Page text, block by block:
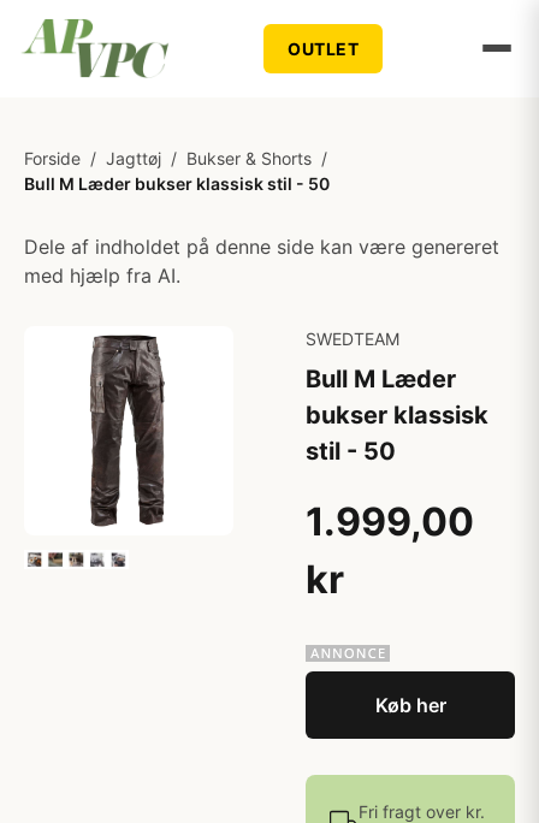
OUTLET
Forside / Jagttøj / Bukser & Shorts /
Bull M Læder bukser klassisk stil - 50
Dele af indholdet på denne side kan være genereret
med hjælp fra AI.
SWEDTEAM
Bull M Læder
bukser klassisk
stil - 50
1.999,00
kr
Køb her
Fri fragt over kr.